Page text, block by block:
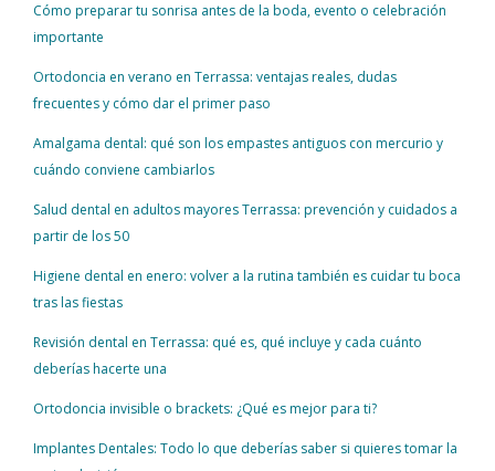
Cómo preparar tu sonrisa antes de la boda, evento o celebración
importante
Ortodoncia en verano en Terrassa: ventajas reales, dudas
frecuentes y cómo dar el primer paso
Amalgama dental: qué son los empastes antiguos con mercurio y
cuándo conviene cambiarlos
Salud dental en adultos mayores Terrassa: prevención y cuidados a
partir de los 50
Higiene dental en enero: volver a la rutina también es cuidar tu boca
tras las fiestas
Revisión dental en Terrassa: qué es, qué incluye y cada cuánto
deberías hacerte una
Ortodoncia invisible o brackets: ¿Qué es mejor para ti?
Implantes Dentales: Todo lo que deberías saber si quieres tomar la